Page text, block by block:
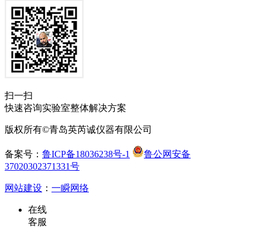
扫一扫
快速咨询实验室整体解决方案
版权所有©青岛英芮诚仪器有限公司
备案号： 鲁ICP备18036238号-1
鲁公网安备
37020302371331号
网站建设 ： 一瞬网络
在线
客服